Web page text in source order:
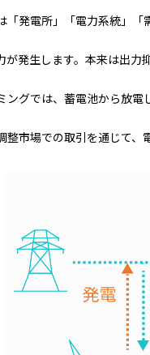
発電所」「電力系統」
発生します。本来は出力
グでは、蓄電池から放
市場での取引を通じて、